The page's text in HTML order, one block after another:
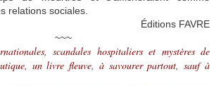
relations sociales.
Éditions FAVRE
~~~
scandales hospitaliers et mystères de
un livre fleuve, à savourer partout, sauf à